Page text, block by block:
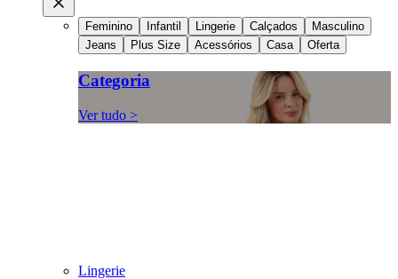
Feminino Infantil Lingerie Calçados
Masculino
Jeans
Plus Size Acessórios Casa Oferta
Categoria
Ver tudo >
Lingerie